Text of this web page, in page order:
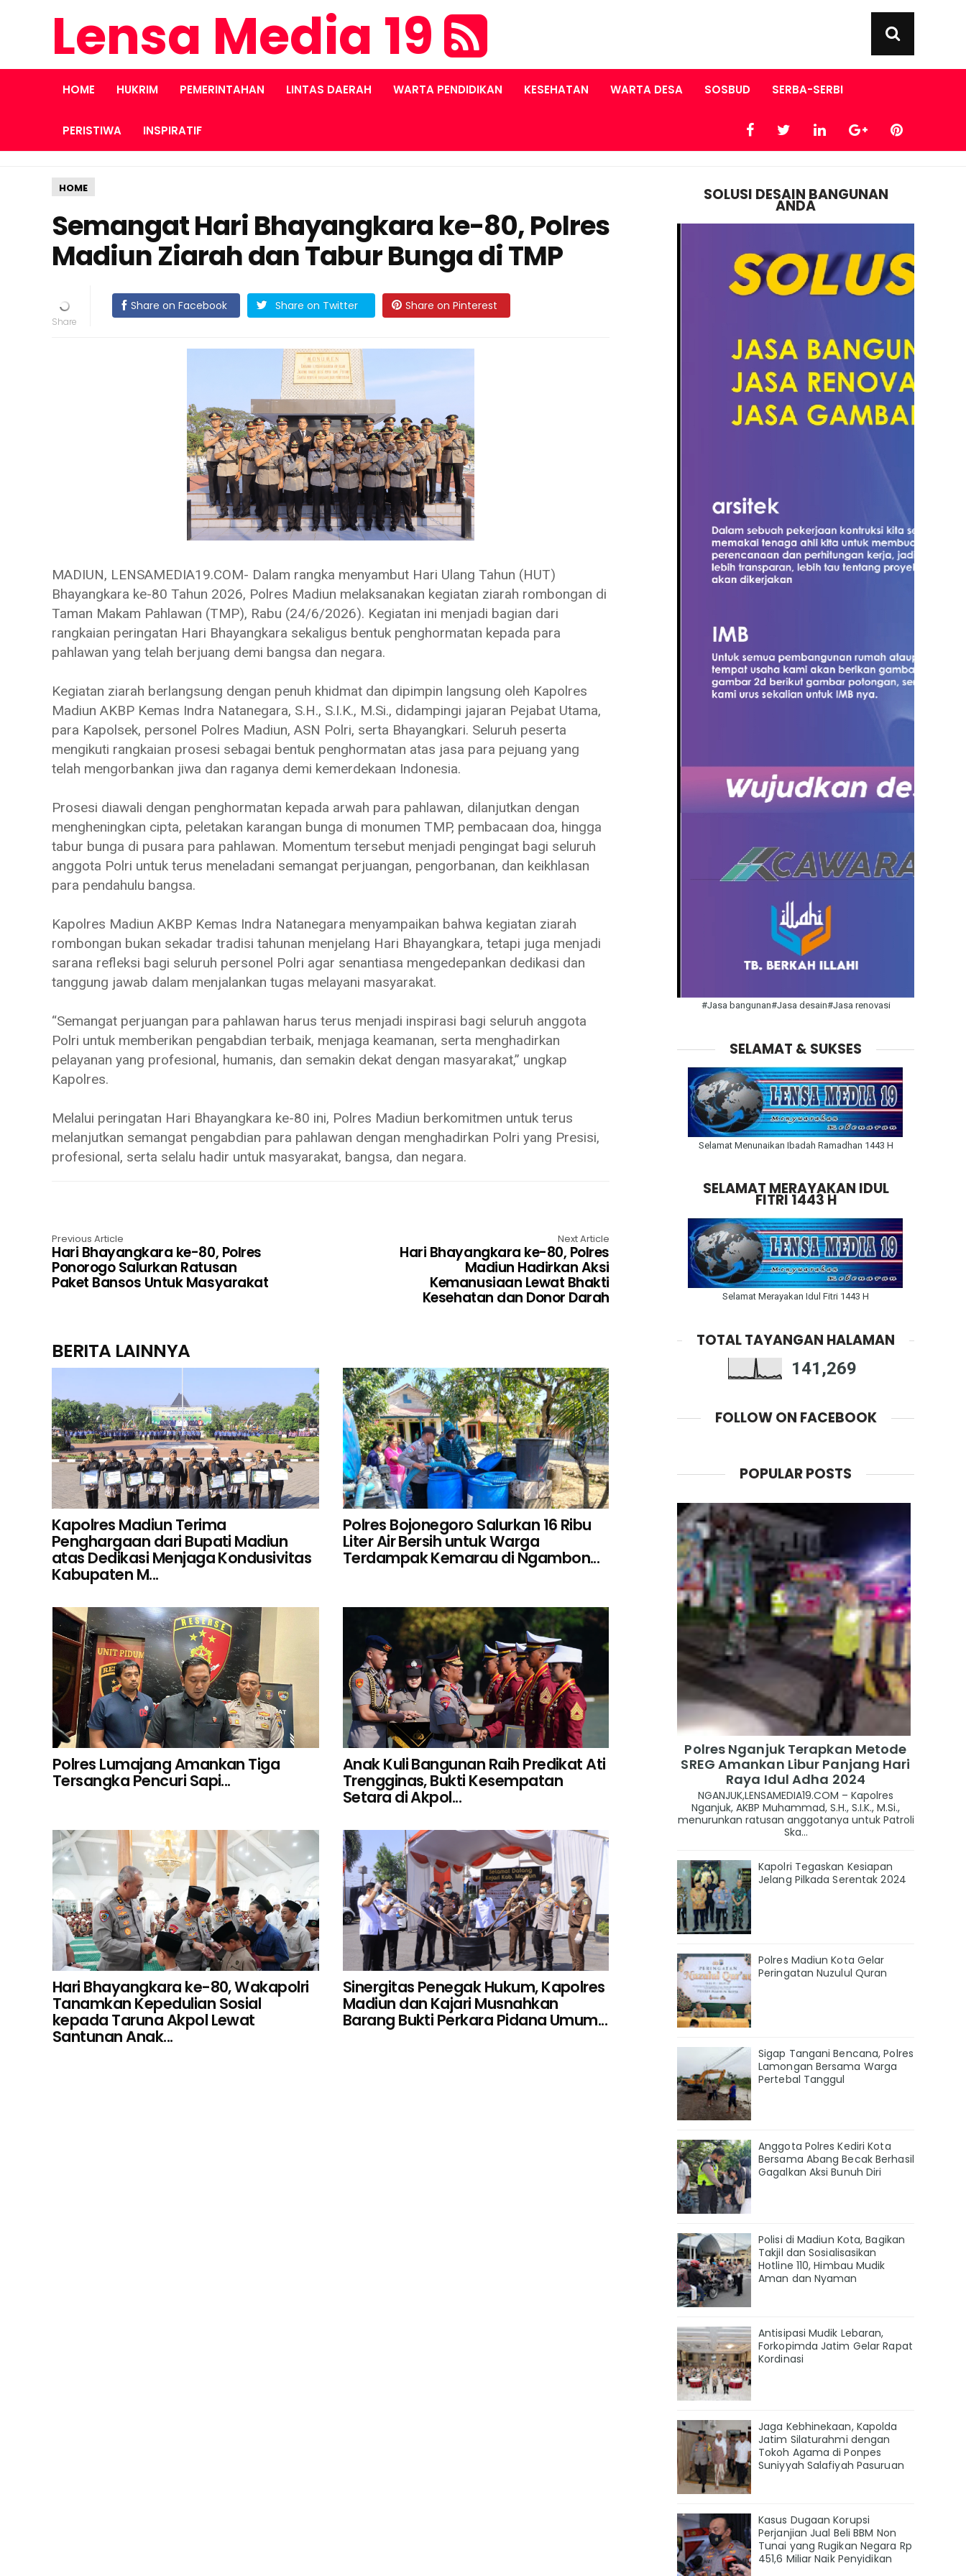
Lensa Media 19
HOME HUKRIM PEMERINTAHAN LINTAS DAERAH WARTA PENDIDIKAN KESEHATAN WARTA DESA SOSBUD SERBA-SERBI
PERISTIWA INSPIRATIF
HOME
Semangat Hari Bhayangkara ke-80, Polres
Madiun Ziarah dan Tabur Bunga di TMP
Share on Facebook Share on Twitter Share on Pinterest
MADIUN, LENSAMEDIA19.COM- Dalam rangka menyambut Hari Ulang Tahun (HUT)
Bhayangkara ke-80 Tahun 2026, Polres Madiun melaksanakan kegiatan ziarah rombongan di
Taman Makam Pahlawan (TMP), Rabu (24/6/2026). Kegiatan ini menjadi bagian dari
rangkaian peringatan Hari Bhayangkara sekaligus bentuk penghormatan kepada para
pahlawan yang telah berjuang demi bangsa dan negara.
Kegiatan ziarah berlangsung dengan penuh khidmat dan dipimpin langsung oleh Kapolres
Madiun AKBP Kemas Indra Natanegara, S.H., S.I.K., M.Si., didampingi jajaran Pejabat Utama,
para Kapolsek, personel Polres Madiun, ASN Polri, serta Bhayangkari. Seluruh peserta
mengikuti rangkaian prosesi sebagai bentuk penghormatan atas jasa para pejuang yang
telah mengorbankan jiwa dan raganya demi kemerdekaan Indonesia.
Prosesi diawali dengan penghormatan kepada arwah para pahlawan, dilanjutkan dengan
mengheningkan cipta, peletakan karangan bunga di monumen TMP, pembacaan doa, hingga
tabur bunga di pusara para pahlawan. Momentum tersebut menjadi pengingat bagi seluruh
anggota Polri untuk terus meneladani semangat perjuangan, pengorbanan, dan keikhlasan
para pendahulu bangsa.
Kapolres Madiun AKBP Kemas Indra Natanegara menyampaikan bahwa kegiatan ziarah
rombongan bukan sekadar tradisi tahunan menjelang Hari Bhayangkara, tetapi juga menjadi
sarana refleksi bagi seluruh personel Polri agar senantiasa mengedepankan dedikasi dan
tanggung jawab dalam menjalankan tugas melayani masyarakat.
“Semangat perjuangan para pahlawan harus terus menjadi inspirasi bagi seluruh anggota
Polri untuk memberikan pengabdian terbaik, menjaga keamanan, serta menghadirkan
pelayanan yang profesional, humanis, dan semakin dekat dengan masyarakat,” ungkap
Kapolres.
Melalui peringatan Hari Bhayangkara ke-80 ini, Polres Madiun berkomitmen untuk terus
melanjutkan semangat pengabdian para pahlawan dengan menghadirkan Polri yang Presisi,
profesional, serta selalu hadir untuk masyarakat, bangsa, dan negara.
Previous Article
Hari Bhayangkara ke-80, Polres
Ponorogo Salurkan Ratusan
Paket Bansos Untuk Masyarakat
Next Article
Hari Bhayangkara ke-80, Polres
Madiun Hadirkan Aksi
Kemanusiaan Lewat Bhakti
Kesehatan dan Donor Darah
BERITA LAINNYA
Kapolres Madiun Terima
Penghargaan dari Bupati Madiun
atas Dedikasi Menjaga Kondusivitas
Kabupaten M...
Polres Bojonegoro Salurkan 16 Ribu
Liter Air Bersih untuk Warga
Terdampak Kemarau di Ngambon...
Polres Lumajang Amankan Tiga
Tersangka Pencuri Sapi...
Anak Kuli Bangunan Raih Predikat Ati
Trengginas, Bukti Kesempatan
Setara di Akpol...
Hari Bhayangkara ke-80, Wakapolri
Tanamkan Kepedulian Sosial
kepada Taruna Akpol Lewat
Santunan Anak...
Sinergitas Penegak Hukum, Kapolres
Madiun dan Kajari Musnahkan
Barang Bukti Perkara Pidana Umum...
SOLUSI DESAIN BANGUNAN
ANDA
#Jasa bangunan#Jasa desain#Jasa renovasi
SELAMAT & SUKSES
Selamat Menunaikan Ibadah Ramadhan 1443 H
SELAMAT MERAYAKAN IDUL
FITRI 1443 H
Selamat Merayakan Idul Fitri 1443 H
TOTAL TAYANGAN HALAMAN
141,269
FOLLOW ON FACEBOOK
POPULAR POSTS
Polres Nganjuk Terapkan Metode
SREG Amankan Libur Panjang Hari
Raya Idul Adha 2024
NGANJUK,LENSAMEDIA19.COM – Kapolres
Nganjuk, AKBP Muhammad, S.H., S.I.K., M.Si.,
menurunkan ratusan anggotanya untuk Patroli
Ska...
Kapolri Tegaskan Kesiapan
Jelang Pilkada Serentak 2024
Polres Madiun Kota Gelar
Peringatan Nuzulul Quran
Sigap Tangani Bencana, Polres
Lamongan Bersama Warga
Pertebal Tanggul
Anggota Polres Kediri Kota
Bersama Abang Becak Berhasil
Gagalkan Aksi Bunuh Diri
Polisi di Madiun Kota, Bagikan
Takjil dan Sosialisasikan
Hotline 110, Himbau Mudik
Aman dan Nyaman
Antisipasi Mudik Lebaran,
Forkopimda Jatim Gelar Rapat
Kordinasi
Jaga Kebhinekaan, Kapolda
Jatim Silaturahmi dengan
Tokoh Agama di Ponpes
Suniyyah Salafiyah Pasuruan
Kasus Dugaan Korupsi
Perjanjian Jual Beli BBM Non
Tunai yang Rugikan Negara Rp
451,6 Miliar Naik Penyidikan